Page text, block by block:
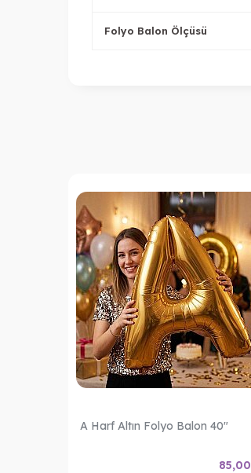
Folyo Balon Ölçüsü
A Harf Altın Folyo Balon 40"
85,00